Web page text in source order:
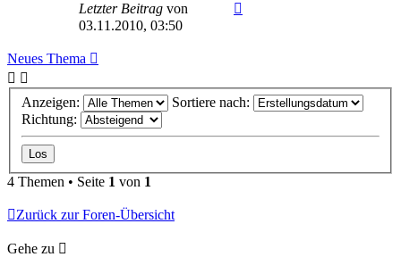
Letzter Beitrag von
03.11.2010, 03:50
Neues Thema
Anzeigen:
Sortiere nach:
Richtung:
4 Themen • Seite 1 von 1
Zurück zur Foren-Übersicht
Gehe zu